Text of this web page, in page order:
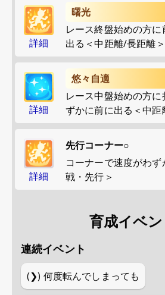
詳細
曙光
レース終盤始めの方
出る＜中距離/長距離＞
詳細
悠々自適
レース中盤始めの方
ずかに前に出る＜中距
詳細
先行コーナー○
コーナーで速度がわ
戦・先行＞
育成イベン
連続イベント
(❯) 何度転んでしまっても